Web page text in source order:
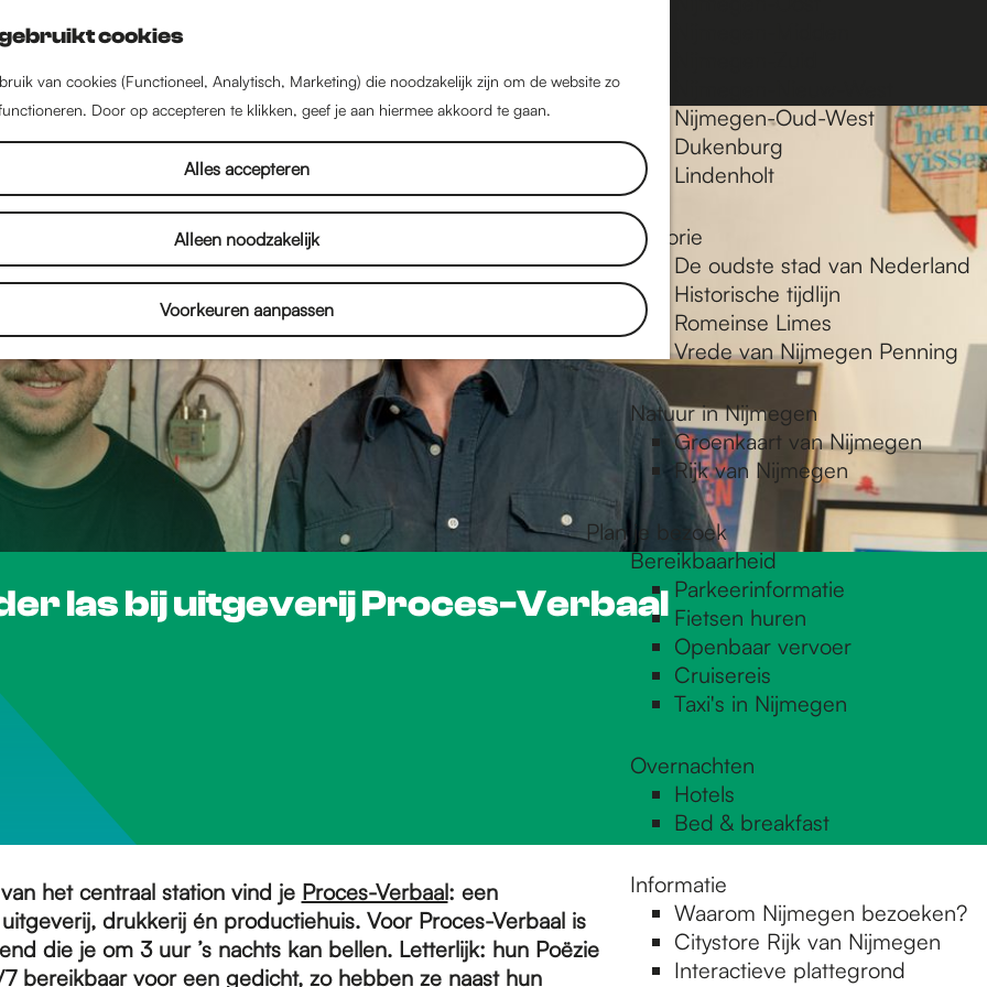
cookies
van cookies (Functioneel, Analytisch, Marketing) die noodzakelijk zijn om de website zo
Door op accepteren te klikken, geef je aan hiermee akkoord te gaan.
Alles accepteren
Alleen noodzakelijk
Voorkeuren aanpassen
o
e
k
n
a
a
r
M
n
Nijmegen-Oud-West
Dukenburg
Lindenholt
Historie
De oudste stad van Nederland
Historische tijdlijn
Romeinse Limes
Vrede van Nijmegen Penning
Natuur in Nijmegen
Groenkaart van Nijmegen
Rijk van Nijmegen
Plan je bezoek
Bereikbaarheid
Parkeerinformatie
Fietsen huren
Openbaar vervoer
Cruisereis
Taxi's in Nijmegen
Overnachten
Hotels
Bed & breakfast
Informatie
Waarom Nijmegen bezoeken?
Citystore Rijk van Nijmegen
Interactieve plattegrond
las bij uitgeverij Proces-Verbaal
het centraal station vind je Proces-Verbaal: een
drukkerij én productiehuis. Voor Proces-Verbaal is
die je om 3 uur ’s nachts kan bellen. Letterlijk: hun Poëzie
bereikbaar voor een gedicht, zo hebben ze naast hun